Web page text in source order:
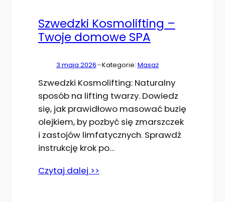
Szwedzki Kosmolifting –
Twoje domowe SPA
3 maja 2026—Kategorie: Masaż
Szwedzki Kosmolifting: Naturalny
sposób na lifting twarzy. Dowiedz
się, jak prawidłowo masować buzię
olejkiem, by pozbyć się zmarszczek
i zastojów limfatycznych. Sprawdź
instrukcję krok po…
Czytaj dalej >>